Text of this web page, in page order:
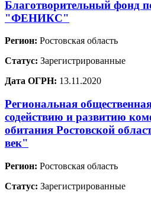
Благотворительный фонд
"ФЕНИКС"
Регион: Ростовская область
Статус: Зарегистрированные
Дата ОГРН: 13.11.2020
Региональная
содействию и развитию
обитания Ростовской
век"
Регион: Ростовская область
Статус: Зарегистрированные